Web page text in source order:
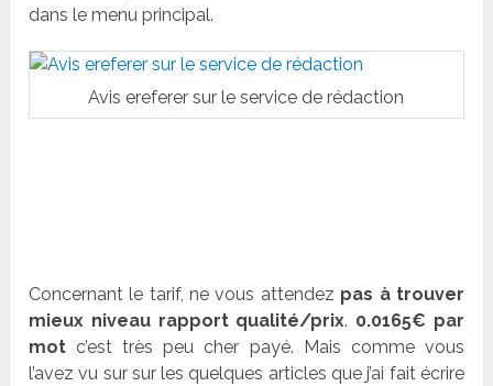
dans le menu principal.
Avis ereferer sur le service de rédaction
Concernant le tarif, ne vous attendez pas à trouver
mieux niveau rapport qualité/prix. 0.0165€ par
mot c’est très peu cher payé. Mais comme vous
l’avez vu sur sur les quelques articles que j’ai fait écrire